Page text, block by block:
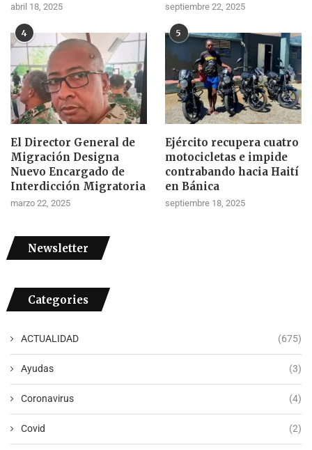
abril 18, 2025 septiembre 22, 2025
4
El Director General de
Migración Designa
Nuevo Encargado de
Interdicción Migratoria
marzo 22, 2025
5
Ejército recupera cuatro
motocicletas e impide
contrabando hacia Haití
en Bánica
septiembre 18, 2025
Newsletter
Categories
ACTUALIDAD (675)
Ayudas (3)
Coronavirus (4)
Covid (2)